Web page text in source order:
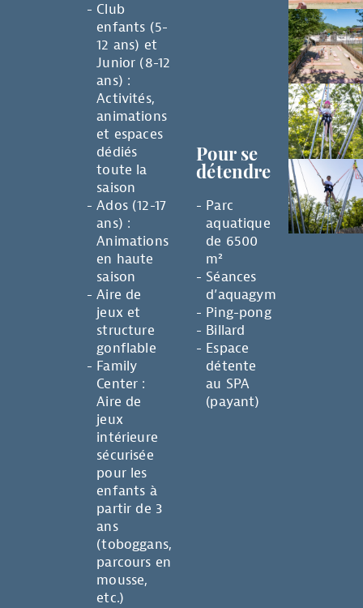
Club
enfants (5-
12 ans) et
Junior (8-12
ans) :
Activités,
animations
et espaces
dédiés
toute la
saison
Ados (12-17
ans) :
Animations
en haute
saison
Aire de
jeux et
structure
gonflable
Family
Center :
Aire de
jeux
intérieure
sécurisée
pour les
enfants à
partir de 3
ans
(toboggans,
parcours en
mousse,
etc.)
Pour se
détendre
Parc
aquatique
de 6500
m²
Séances
d’aquagym
Ping-pong
Billard
Espace
détente
au SPA
(payant)